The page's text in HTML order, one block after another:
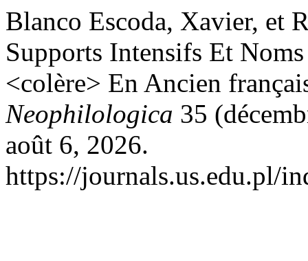
Blanco Escoda, Xavier, et
Supports Intensifs Et
<colère> En Ancien
Neophilologica 35
août 6, 2026.
https://journals.us.edu.pl/